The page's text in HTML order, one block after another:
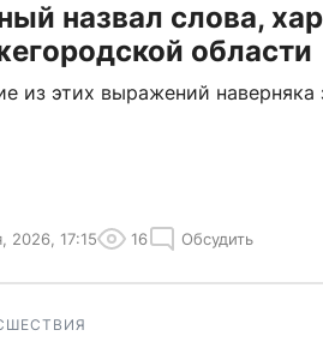
назвал слова,
области
из этих выражений
2026, 17:15 16 Обсудить